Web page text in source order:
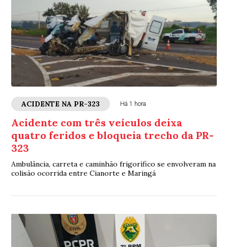
ACIDENTE NA PR-323 Há 1 hora
Acidente com três veículos deixa
quatro feridos e bloqueia trecho da PR-
323
Ambulância, carreta e caminhão frigorífico se envolveram na
colisão ocorrida entre Cianorte e Maringá